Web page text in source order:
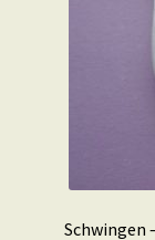
Schwingen